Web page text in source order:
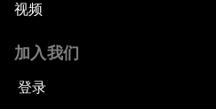
视频
加入我们
登录